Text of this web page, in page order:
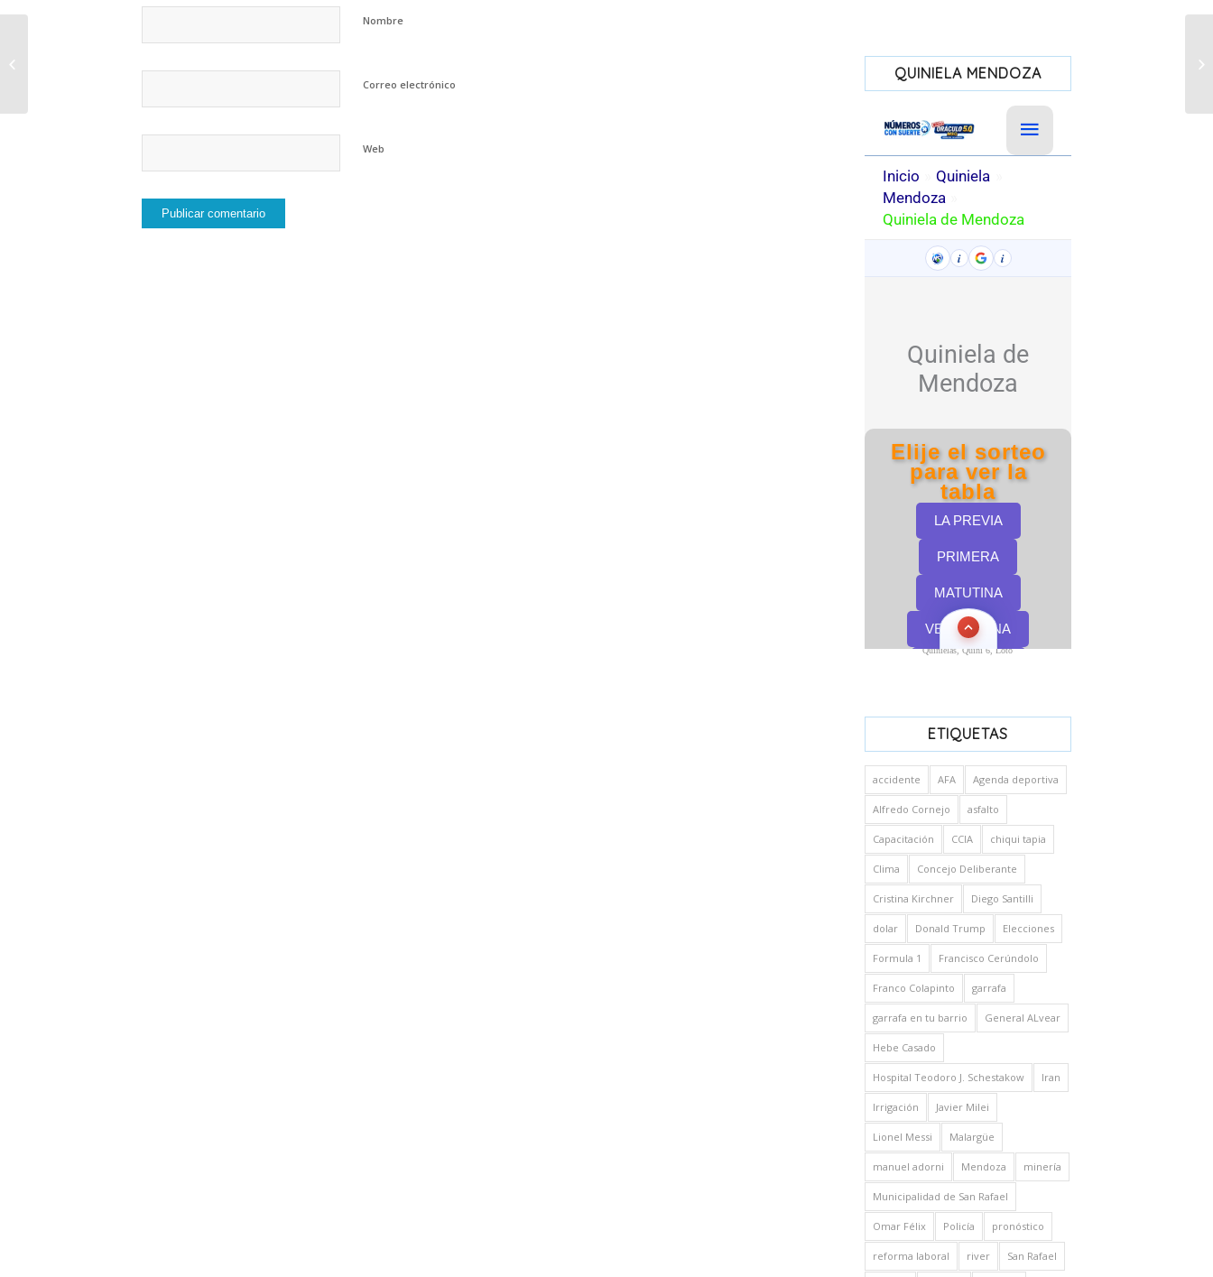
Nombre
Correo electrónico
Web
QUINIELA MENDOZA
Quinielas, Quini 6, Loto
ETIQUETAS
accidente AFA Agenda deportiva
Alfredo Cornejo asfalto
Capacitación CCIA chiqui tapia
Clima Concejo Deliberante
Cristina Kirchner Diego Santilli
dolar Donald Trump Elecciones
Formula 1 Francisco Cerúndolo
Franco Colapinto garrafa
garrafa en tu barrio General ALvear
Hebe Casado
Hospital Teodoro J. Schestakow Iran
Irrigación Javier Milei
Lionel Messi Malargüe
manuel adorni Mendoza minería
Municipalidad de San Rafael
Omar Félix Policía pronóstico
reforma laboral river San Rafael
salarios y aumento de